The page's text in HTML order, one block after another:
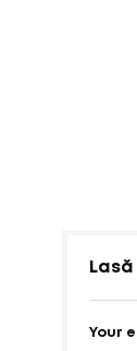
Your